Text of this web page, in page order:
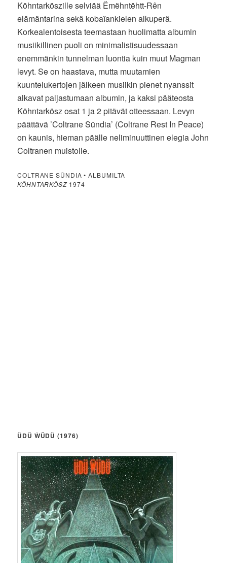
Köhntarköszille selviää Ëmëhntëhtt-Rên
elämäntarina sekä kobaïankielen alkuperä.
Korkealentoisesta teemastaan huolimatta albumin
musiikillinen puoli on minimalistisuudessaan
enemmänkin tunnelman luontia kuin muut Magman
levyt. Se on haastava, mutta muutamien
kuuntelukertojen jälkeen musiikin pienet nyanssit
alkavat paljastumaan albumin, ja kaksi pääteosta
Köhntarkösz osat 1 ja 2 pitävät otteessaan. Levyn
päättävä ’Coltrane Sündia’ (Coltrane Rest In Peace)
on kaunis, hieman päälle neliminuuttinen elegia John
Coltranen muistolle.
COLTRANE SÜNDIA • ALBUMILTA
KÖHNTARKÖSZ1974
ÜDÜ ẀÜDÜ (1976)